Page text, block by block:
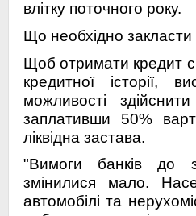
влітку поточного року.
Що необхідно
Щоб отримати кредит
кредитної історії,
можливості
заплативши 50%
ліквідна застава.
"Вимоги банків до
змінилися мало.
автомобілі та